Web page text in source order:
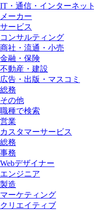
IT・通信・インターネット
メーカー
サービス
コンサルティング
商社・流通・小売
金融・保険
不動産・建設
広告・出版・マスコミ
総務
その他
職種で検索
営業
カスタマーサービス
総務
事務
Webデザイナー
エンジニア
製造
マーケティング
クリエイティブ